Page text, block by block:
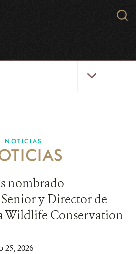
ESTRATÉGICOS
TRABAJAMOS
DE ACCIÓN
MICROSITIOS
NOTICIAS
NOTICIAS
nombrado
y Director de
Wildlife Conservation
25, 2026